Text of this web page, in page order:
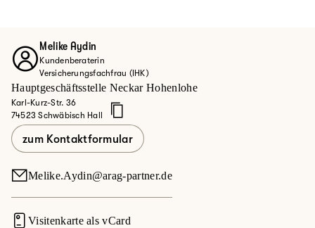
Melike Aydin
Kundenberaterin
Versicherungsfachfrau (IHK)
Hauptgeschäftsstelle Neckar Hohenlohe
Karl-Kurz-Str. 36
74523 Schwäbisch Hall
zum Kontaktformular
Melike.Aydin@arag-partner.de
Visitenkarte als vCard